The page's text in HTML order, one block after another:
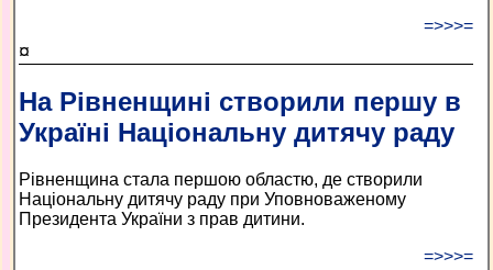
=>>>=
¤
На Рівненщині створили першу в
Україні Національну дитячу раду
Рівненщина стала першою областю, де створили
Національну дитячу раду при Уповноваженому
Президента України з прав дитини.
=>>>=